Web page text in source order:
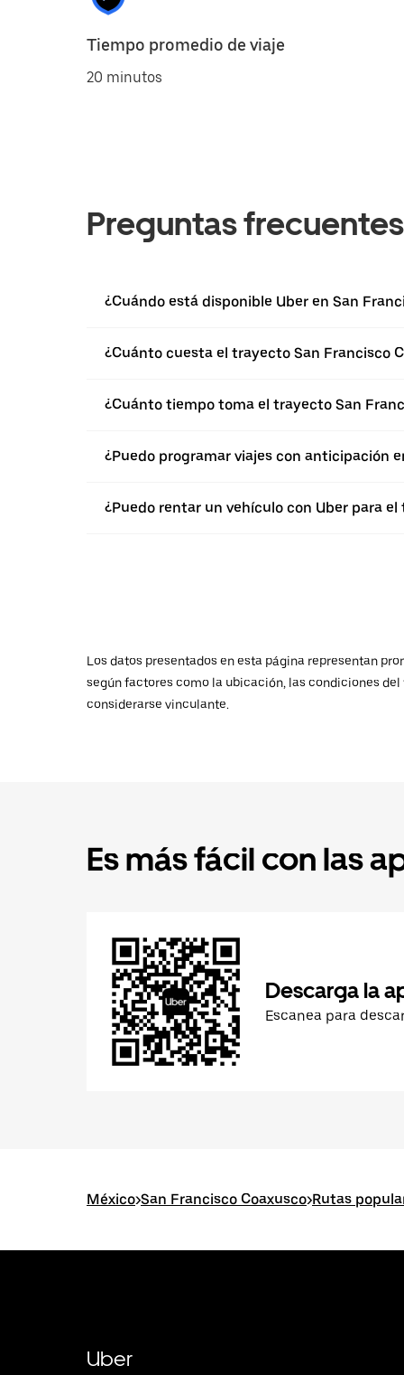
Tiempo promedio de viaje
20 minutos
Preguntas frecuentes
¿Cuándo está disponible Uber en San
¿Cuánto cuesta el trayecto San Francisco
¿Cuánto tiempo toma el trayecto San
¿Puedo programar viajes con anticipación
¿Puedo rentar un vehículo con Uber para
Los datos presentados en esta página representan
según factores como la ubicación, las condiciones
considerarse vinculante.
Es más fácil con las
Descarga la
Escanea para
México>San Francisco Coaxusco>Rutas
Uber